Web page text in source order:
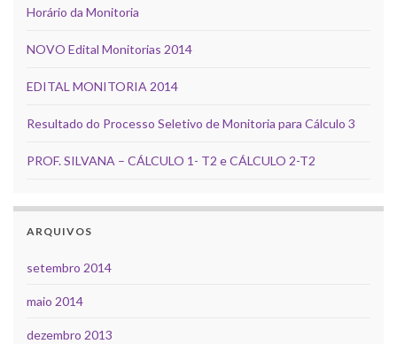
Horário da Monitoria
NOVO Edital Monitorias 2014
EDITAL MONITORIA 2014
Resultado do Processo Seletivo de Monitoria para Cálculo 3
PROF. SILVANA – CÁLCULO 1- T2 e CÁLCULO 2-T2
ARQUIVOS
setembro 2014
maio 2014
dezembro 2013